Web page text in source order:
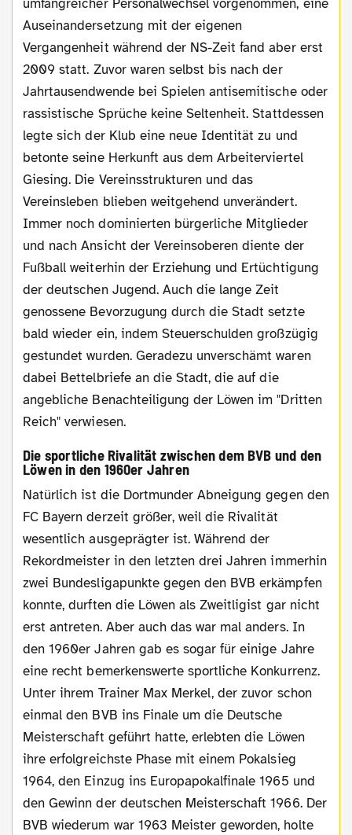
umfangreicher Personalwechsel vorgenommen, eine
Auseinandersetzung mit der eigenen
Vergangenheit während der NS-Zeit fand aber erst
2009 statt. Zuvor waren selbst bis nach der
Jahrtausendwende bei Spielen antisemitische oder
rassistische Sprüche keine Seltenheit. Stattdessen
legte sich der Klub eine neue Identität zu und
betonte seine Herkunft aus dem Arbeiterviertel
Giesing. Die Vereinsstrukturen und das
Vereinsleben blieben weitgehend unverändert.
Immer noch dominierten bürgerliche Mitglieder
und nach Ansicht der Vereinsoberen diente der
Fußball weiterhin der Erziehung und Ertüchtigung
der deutschen Jugend. Auch die lange Zeit
genossene Bevorzugung durch die Stadt setzte
bald wieder ein, indem Steuerschulden großzügig
gestundet wurden. Geradezu unverschämt waren
dabei Bettelbriefe an die Stadt, die auf die
angebliche Benachteiligung der Löwen im "Dritten
Reich" verwiesen.
Die sportliche Rivalität zwischen dem BVB und den
Löwen in den 1960er Jahren
Natürlich ist die Dortmunder Abneigung gegen den
FC Bayern derzeit größer, weil die Rivalität
wesentlich ausgeprägter ist. Während der
Rekordmeister in den letzten drei Jahren immerhin
zwei Bundesligapunkte gegen den BVB erkämpfen
konnte, durften die Löwen als Zweitligist gar nicht
erst antreten. Aber auch das war mal anders. In
den 1960er Jahren gab es sogar für einige Jahre
eine recht bemerkenswerte sportliche Konkurrenz.
Unter ihrem Trainer Max Merkel, der zuvor schon
einmal den BVB ins Finale um die Deutsche
Meisterschaft geführt hatte, erlebten die Löwen
ihre erfolgreichste Phase mit einem Pokalsieg
1964, den Einzug ins Europapokalfinale 1965 und
den Gewinn der deutschen Meisterschaft 1966. Der
BVB wiederum war 1963 Meister geworden, holte